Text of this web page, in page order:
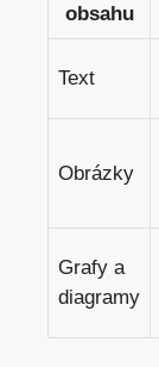
obsahu
Text
Obrázky
Grafy a
diagramy